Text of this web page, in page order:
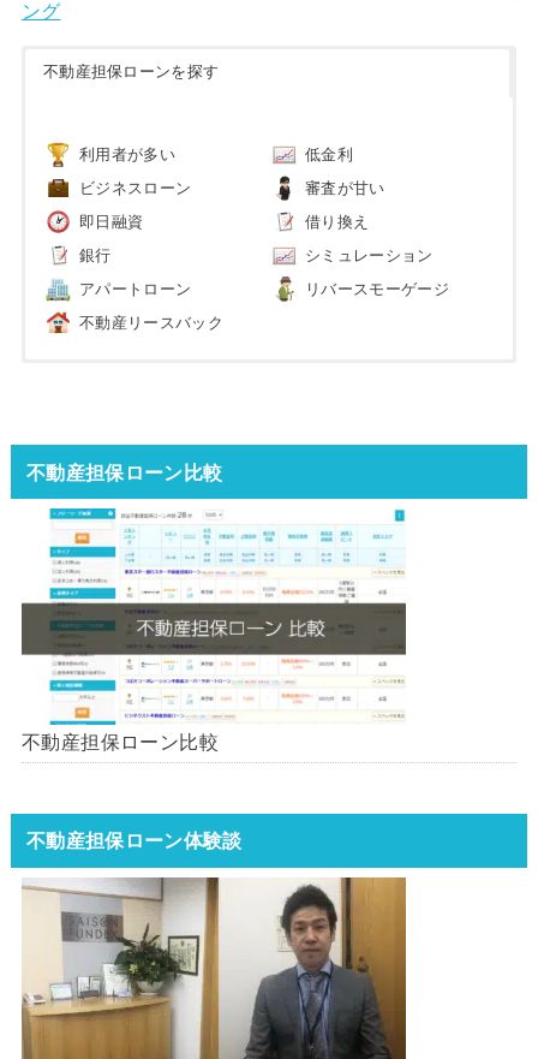
ング
不動産担保ローンを探す
利用者が多い 低金利
ビジネスローン 審査が甘い
即日融資 借り換え
銀行 シミュレーション
アパートローン リバースモーゲージ
不動産リースバック
不動産担保ローン比較
不動産担保ローン比較
不動産担保ローン体験談